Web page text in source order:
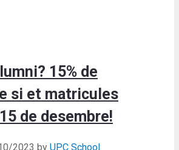
15% de
si et matricules
de desembre!
2023 by UPC School